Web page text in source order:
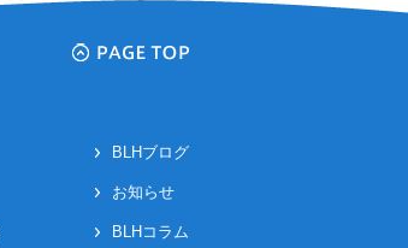
BLHブログ
お知らせ
BLHコラム